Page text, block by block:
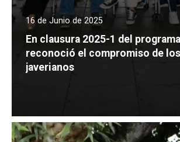
16 de Junio de 2025
En clausura 2025-1 del
reconoció el compromiso de
javerianos